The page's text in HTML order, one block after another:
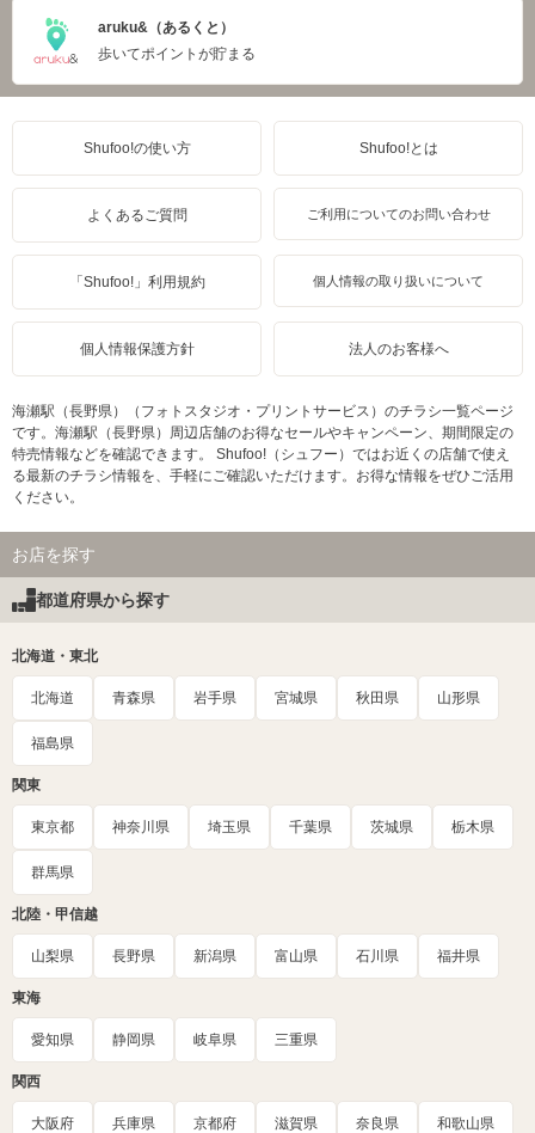
aruku&（あるくと）
歩いてポイントが貯まる
Shufoo!の使い方 Shufoo!とは
よくあるご質問 ご利用についてのお問い合わせ
「Shufoo!」利用規約 個人情報の取り扱いについて
個人情報保護方針 法人のお客様へ
海瀬駅（長野県）（フォトスタジオ・プリントサービス）のチラシ一覧ページ
です。海瀬駅（長野県）周辺店舗のお得なセールやキャンペーン、期間限定の
特売情報などを確認できます。 Shufoo!（シュフー）ではお近くの店舗で使え
る最新のチラシ情報を、手軽にご確認いただけます。お得な情報をぜひご活用
ください。
お店を探す
都道府県から探す
北海道・東北
北海道 青森県 岩手県 宮城県 秋田県 山形県
福島県
関東
東京都 神奈川県 埼玉県 千葉県 茨城県 栃木県
群馬県
北陸・甲信越
山梨県 長野県 新潟県 富山県 石川県 福井県
東海
愛知県 静岡県 岐阜県 三重県
関西
大阪府 兵庫県 京都府 滋賀県 奈良県 和歌山県